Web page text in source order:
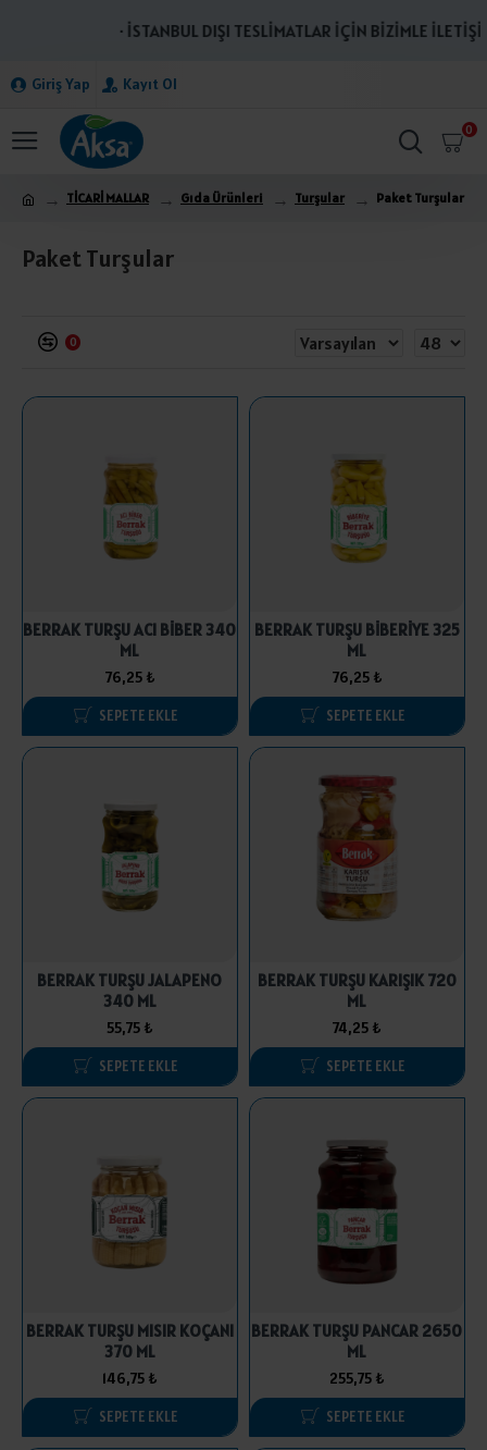
· İSTANBUL DIŞI TESLİMATLAR İÇİN BİZİMLE
Giriş Yap Kayıt Ol
0
TİCARİ MALLAR Gıda Ürünleri Turşular Paket Turşular
Paket Turşular
0
BERRAK TURŞU ACI BİBER 340
ML
76,25 ₺
SEPETE EKLE
BERRAK TURŞU BİBERİYE 325
ML
76,25 ₺
SEPETE EKLE
BERRAK TURŞU JALAPENO
340 ML
55,75 ₺
SEPETE EKLE
BERRAK TURŞU KARIŞIK 720
ML
74,25 ₺
SEPETE EKLE
BERRAK TURŞU MISIR KOÇANI
370 ML
146,75 ₺
SEPETE EKLE
BERRAK TURŞU PANCAR 2650
ML
255,75 ₺
SEPETE EKLE